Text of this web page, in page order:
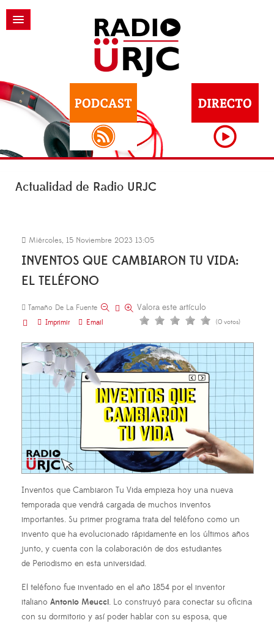
Actualidad de Radio URJC
Miércoles, 15 Noviembre 2023 13:05
INVENTOS QUE CAMBIARON TU VIDA:
EL TELÉFONO
Tamaño De La Fuente
Imprimir
Email
Valora este artículo
(0 votos)
Inventos que Cambiaron Tu Vida empieza hoy una nueva
temporada que vendrá cargada de muchos inventos
importantes. Su primer programa trata del teléfono como un
invento que ha evolucionado rápidamente en los últimos años
junto, y cuenta con la colaboración de dos estudiantes
de Periodismo en esta universidad.
El teléfono fue inventado en el año 1854 por el inventor
italiano Antonio Meucci. Lo construyó para conectar su oficina
con su dormitorio y así poder hablar con su esposa, que